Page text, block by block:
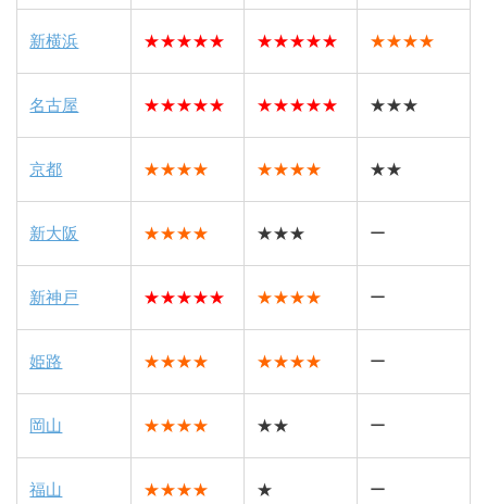
新横浜 ★★★★★ ★★★★★ ★★★★
名古屋 ★★★★★ ★★★★★ ★★★
京都 ★★★★ ★★★★ ★★
新大阪 ★★★★ ★★★ ー
新神戸 ★★★★★ ★★★★ ー
姫路 ★★★★ ★★★★ ー
岡山 ★★★★ ★★ ー
福山 ★★★★ ★ ー